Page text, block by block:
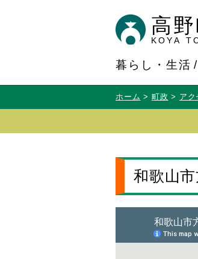
高
KOYA
暮らし・生活
ホーム 町政 アク
和歌山